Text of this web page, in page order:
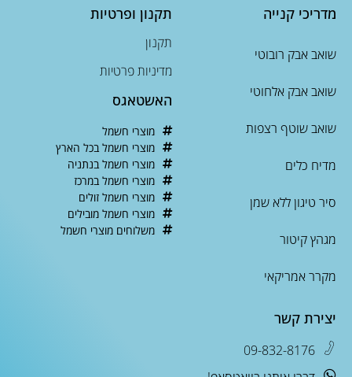
מדריכי קנייה
שואב אבק רובוטי
שואב אבק אלחוטי
שואב שוטף רצפות
מדיח כלים
סיר טיגון ללא שמן
מגהץ קיטור
מקרר אמריקאי
תקנון ופרטיות
תקנון
מדיניות פרטיות
האשטאגס
מוצרי חשמל
מוצרי חשמל בכל הארץ
מוצרי חשמל בנתניה
מוצרי חשמל במרכז
מוצרי חשמל זולים
מוצרי חשמל מובילים
משלוחים מוצרי חשמל
יצירת קשר
09-832-8176